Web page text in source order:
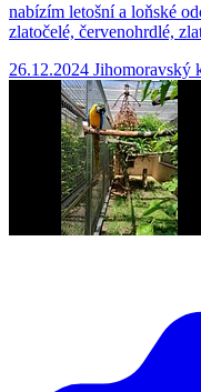
nabízím letošní a loňské
zlatočelé, červenohrdlé,
26.12.2024 Jihomoravský